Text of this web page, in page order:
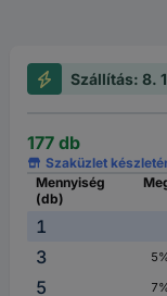
Szállítás: 8.
177 db
Szaküzlet
Mennyiség
(db)
1
3
5